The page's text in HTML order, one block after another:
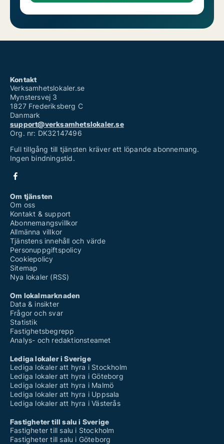
Kontakt
Verksamhetslokaler.se
Mynstersvej 3
1827 Frederiksberg C
Danmark
support@verksamhetslokaler.se
Org. nr: DK32147496
Full tillgång till tjänsten kräver ett löpande abonnemang.
Ingen bindningstid.
Om tjänsten
Om oss
Kontakt & support
Abonnemangsvillkor
Allmänna villkor
Tjänstens innehåll och värde
Personuppgiftspolicy
Cookiepolicy
Sitemap
Nya lokaler (RSS)
Om lokalmarknaden
Data & insikter
Frågor och svar
Statistik
Fastighetsbegrepp
Analys- och redaktionsteamet
Lediga lokaler i Sverige
Lediga lokaler att hyra i Stockholm
Lediga lokaler att hyra i Göteborg
Lediga lokaler att hyra i Malmö
Lediga lokaler att hyra i Uppsala
Lediga lokaler att hyra i Västerås
Fastigheter till salu i Sverige
Fastigheter till salu i Stockholm
Fastigheter till salu i Göteborg